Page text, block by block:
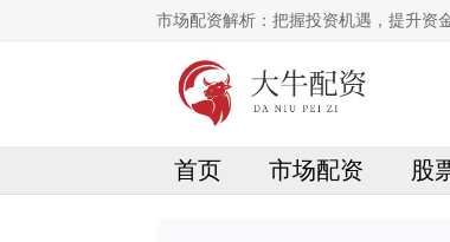
市场配资解析：把握投资机遇，提升资
首页 市场配资 股